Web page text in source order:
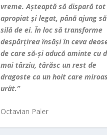
vreme. Aşteaptă să dispară tot
apropiat şi legat, până ajung
silă de ei. În loc să transforme
despărţirea însăşi în ceva
de care să-şi aducă aminte cu
mai târziu, târăsc un rest de
dragoste ca un hoit care
urât.”
Octavian Paler